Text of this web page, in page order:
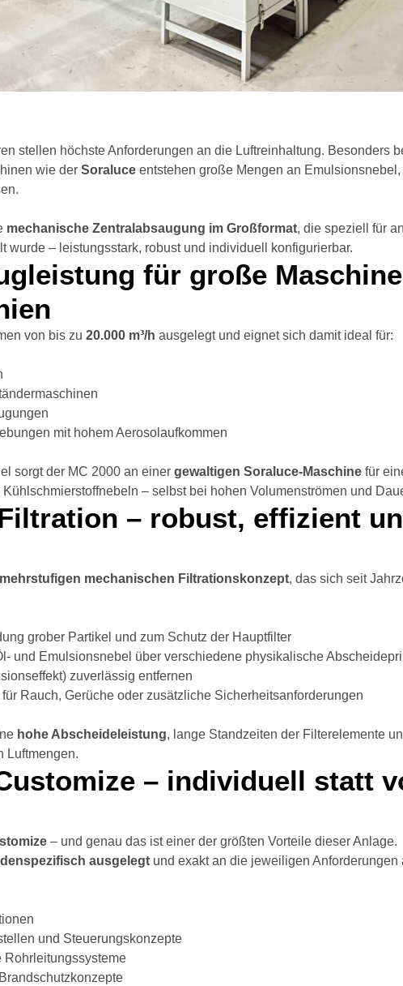
stellen höchste Anforderungen an die Luftreinhaltung. Besonders
wie der Soraluce entstehen große Mengen an
mechanische Zentralabsaugung im Großformat, die speziell für
wurde – leistungsstark, robust und individuell konfigurierbar.
für große
von bis zu 20.000 m³/h ausgelegt und eignet sich damit ideal für:
mit hohem Aerosolaufkommen
sorgt der MC 2000 an einer gewaltigen Soraluce-Maschine für
– selbst bei hohen Volumenströmen und
– robust, effizient
mehrstufigen mechanischen Filtrationskonzept, das sich seit
grober Partikel und zum Schutz der Hauptfilter
und Emulsionsnebel über verschiedene physikalische
zuverlässig entfernen
für Rauch, Gerüche oder zusätzliche Sicherheitsanforderungen
hohe Abscheideleistung, lange Standzeiten der Filterelemente
Luftmengen.
– individuell statt
– und genau das ist einer der größten Vorteile dieser Anlage.
ausgelegt und exakt an die jeweiligen Anforderungen
und Steuerungskonzepte
Rohrleitungssysteme